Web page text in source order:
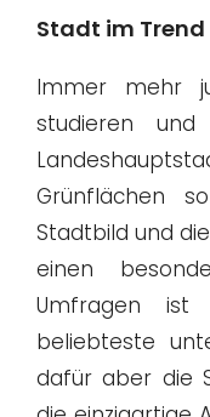
Stadt im Trend
Immer mehr
studieren
Grünflächen
Stadtbild und
einen
Umfragen
beliebteste
dafür aber die